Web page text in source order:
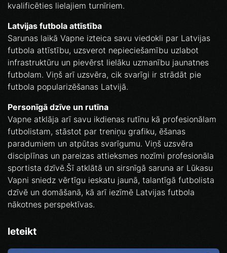
kvalificēties lielajiem turnīriem.
Latvijas futbola attīstība
Sarunas laikā Vapne izteica savu viedokli par Latvijas
futbola attīstību, uzsverot nepieciešamību uzlabot
infrastruktūru un pievērst lielāku uzmanību jaunatnes
futbolam. Viņš arī uzsvēra, cik svarīgi ir strādāt pie
futbola popularizēšanas Latvijā.
Personīgā dzīve un rutīna
Vapne atklāja arī savu ikdienas rutīnu kā profesionālam
futbolistam, stāstot par treniņu grafiku, ēšanas
paradumiem un atpūtas svarīgumu. Viņš uzsvēra
disciplīnas un pareizas attieksmes nozīmi profesionāla
sportista dzīvē.Šī atklātā un sirsnīgā saruna ar Lūkasu
Vapni sniedz vērtīgu ieskatu jaunā, talantīgā futbolista
dzīvē un domāšanā, kā arī iezīmē Latvijas futbola
nākotnes perspektīvas.
Ieteikt